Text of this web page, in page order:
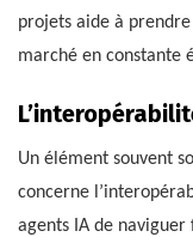
projets aide à
marché en constante
Un élément souvent
concerne
agents IA de